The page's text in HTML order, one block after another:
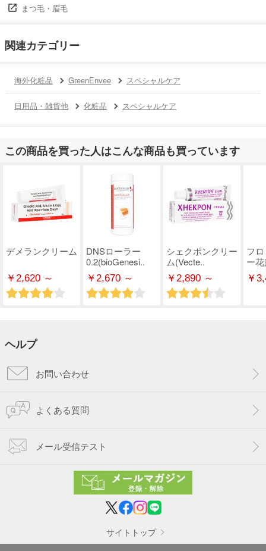
まつ毛・眉毛
関連カテゴリー
海外化粧品 GreenEnvee スペシャルケア
日用品・雑貨他 化粧品 スペシャルケア
この商品を買った人はこんな商品も買っています
デメランクリーム
￥2,620 ～
DNSローラー
0.2(bioGenesi..
￥2,670 ～
シェクポンクリー
ム(Vecte..
￥2,890 ～
フ
ー
￥
ヘルプ
お問い合わせ
よくある質問
メール受信テスト
サイトトップ